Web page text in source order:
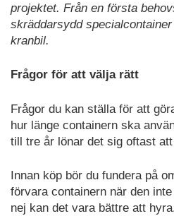
projektet. Från en första
skräddarsydd
kranbil.
Frågor för att välja rätt
Frågor du kan ställa för att
hur länge containern ska
till tre år lönar det sig oftast
Innan köp bör du fundera på
förvara containern när den
nej kan det vara bättre att